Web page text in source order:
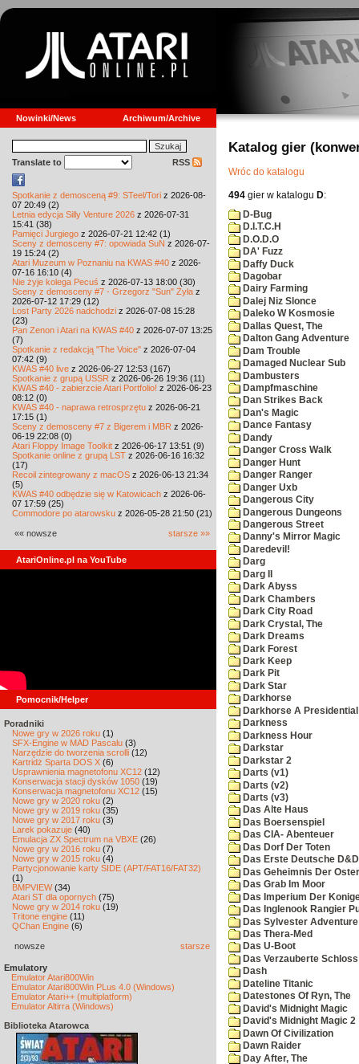
Nowinki/News Archiwum/Archive
Translate to RSS
Spotkanie z demosceną #9: STeel/Tori z 2026-08-
07 20:49 (2)
Letnia edycja Silly Venture 2026 z 2026-07-31
15:41 (38)
Pamięci Jurgiego z 2026-07-21 12:42 (1)
Sceny z demosceny #7: opowiada SuN z 2026-07-
19 15:24 (2)
Atari Muzeum w Poznaniu na KWAS #40 z 2026-
07-16 16:10 (4)
Nie żyje kolega Pecuś z 2026-07-13 18:00 (30)
Sceny z demosceny #7 - Grzegorz "Sun" Żyła z
2026-07-12 17:29 (12)
Lost Party 2026 nadchodzi z 2026-07-08 15:28
(23)
Pan Zenon i Atari na KWAS #40 z 2026-07-07 13:25
(7)
Spotkanie z redakcją "The Voice" z 2026-07-04
07:42 (9)
KWAS #40 live z 2026-06-27 12:53 (167)
Spotkanie z grupą USSR z 2026-06-26 19:36 (11)
KWAS #40 - zabierzcie Atari Portfolio! z 2026-06-23
08:12 (0)
KWAS #40 - naprawa retrosprzętu z 2026-06-21
17:15 (1)
Sceny z demosceny #7 z Bigerem i MBR z 2026-
06-19 22:08 (0)
Atari Floppy Image Toolkit z 2026-06-17 13:51 (9)
Spotkanie online z grupą LST z 2026-06-16 16:32
(17)
Recoil zintegrowany z macOS z 2026-06-13 21:34
(5)
KWAS #40 odbędzie się w Katowicach z 2026-06-
07 17:59 (25)
Commodore po atarowsku z 2026-05-28 21:50 (21)
«« nowsze starsze »»
AtariOnline.pl na YouTube
Pomocnik/Helper
Poradniki
Nowe gry w 2026 roku (1)
SFX-Engine w MAD Pascalu (3)
Narzędzie do tworzenia scrolli (12)
Kartridż Sparta DOS X (6)
Usprawnienia magnetofonu XC12 (12)
Konserwacja stacji dysków 1050 (19)
Konserwacja magnetofonu XC12 (15)
Nowe gry w 2020 roku (2)
Nowe gry w 2019 roku (35)
Nowe gry w 2017 roku (3)
Larek pokazuje (40)
Emulacja ZX Spectrum na VBXE (26)
Nowe gry w 2016 roku (7)
Nowe gry w 2015 roku (4)
Partycjonowanie karty SIDE (APT/FAT16/FAT32)
(1)
BMPVIEW(34)
Atari ST dla opornych (75)
Nowe gry w 2014 roku (19)
Tritone engine (11)
QChan Engine (6)
nowsze starsze
Emulatory
Emulator Atari800Win
Emulator Atari800Win PLus 4.0 (Windows)
Emulator Atari++ (multiplatform)
Emulator Altirra (Windows)
Biblioteka Atarowca
Katalog gier
Wróc do katalogu
494 gier w katalogu D:
D-Bug
D.I.T.C.H
D.O.D.O
DA' Fuzz
Daffy Duck
Dagobar
Dairy Farming
Dalej Niz Slonce
Daleko W Kosmosie
Dallas Quest, The
Dalton Gang Adventure
Dam Trouble
Damaged Nuclear Sub
Dambusters
Dampfmaschine
Dan Strikes Back
Dan's Magic
Dance Fantasy
Dandy
Danger Cross Walk
Danger Hunt
Danger Ranger
Danger Uxb
Dangerous City
Dangerous Dungeons
Dangerous Street
Danny's Mirror Magic
Daredevil!
Darg
Darg II
Dark Abyss
Dark Chambers
Dark City Road
Dark Crystal, The
Dark Dreams
Dark Forest
Dark Keep
Dark Pit
Dark Star
Darkhorse
Darkhorse A
Darkness
Darkness Hour
Darkstar
Darkstar 2
Darts (v1)
Darts (v2)
Darts (v3)
Das Alte Haus
Das Boersenspiel
Das CIA- Abenteuer
Das Dorf Der Toten
Das Erste Deutsche
Das Geheimnis Der
Das Grab Im Moor
Das Imperium Der
Das Inglenook Rangier
Das Sylvester Adventure
Das Thera-Med
Das U-Boot
Das Verzauberte Schloss
Dash
Dateline Titanic
Datestones Of Ryn, The
David's Midnight Magic
David's Midnight Magic 2
Dawn Of Civilization
Dawn Raider
Day After, The